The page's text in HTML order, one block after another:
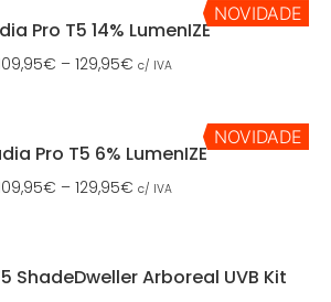
NOVIDADE
Pro T5 14% LumenIZE
€ – 129,95€ c/ IVA
NOVIDADE
Pro T5 6% LumenIZE
€ – 129,95€ c/ IVA
ShadeDweller Arboreal UVB Kit